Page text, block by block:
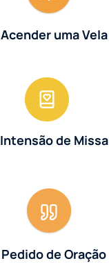
Acender uma Vela
Intensão de Missa
Pedido de Oração